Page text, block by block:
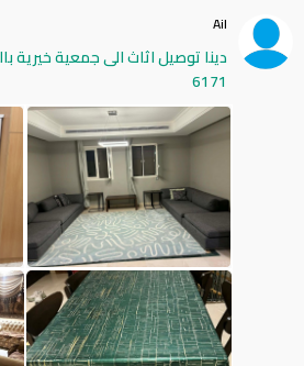
Ail
6171